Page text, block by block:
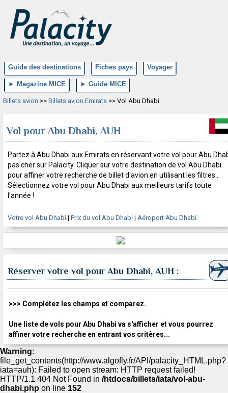
Guide des destinations Fiches pays Voyager
► Magazine MICE ► Guide MICE
Billets avion >> Billets avion Emirats >> Vol Abu Dhabi
Vol pour Abu Dhabi, AUH
Partez à Abu Dhabi aux Emirats en réservant votre vol pour Abu
pas cher sur Palacity. Cliquer sur votre destination de vol Abu Dhabi
pour affiner votre recherche de billet d'avion en utilisant les filtres...
Sélectionnez votre vol pour Abu Dhabi aux meilleurs tarifs toute
l'année !
Votre vol Abu Dhabi | Prix du vol Abu Dhabi | Aéroport Abu Dhabi
Réserver votre vol pour Abu Dhabi, AUH :
>>> Complétez les champs et comparez.
Une liste de vols pour Abu Dhabi va s'afficher et vous pourrez
affiner votre recherche en entrant vos critères...
Warning:
file_get_contents(http://www.algofly.fr/API/palacity_HTML.php?
iata=auh): Failed to open stream: HTTP request failed!
HTTP/1.1 404 Not Found in /htdocs/billets/iata/vol-abu-
dhabi.php on line 152